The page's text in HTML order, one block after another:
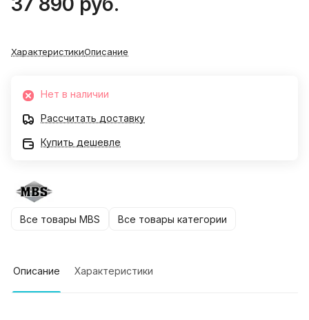
ХарактеристикиОписание
Нет в наличии
Рассчитать доставку
Купить дешевле
Все товары MBS Все товары категории
Описание Характеристики